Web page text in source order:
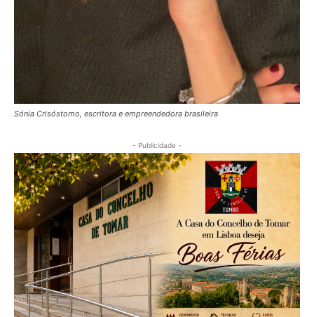
Sónia Crisóstomo, escritora e empreendedora brasileira
- Publicidade -